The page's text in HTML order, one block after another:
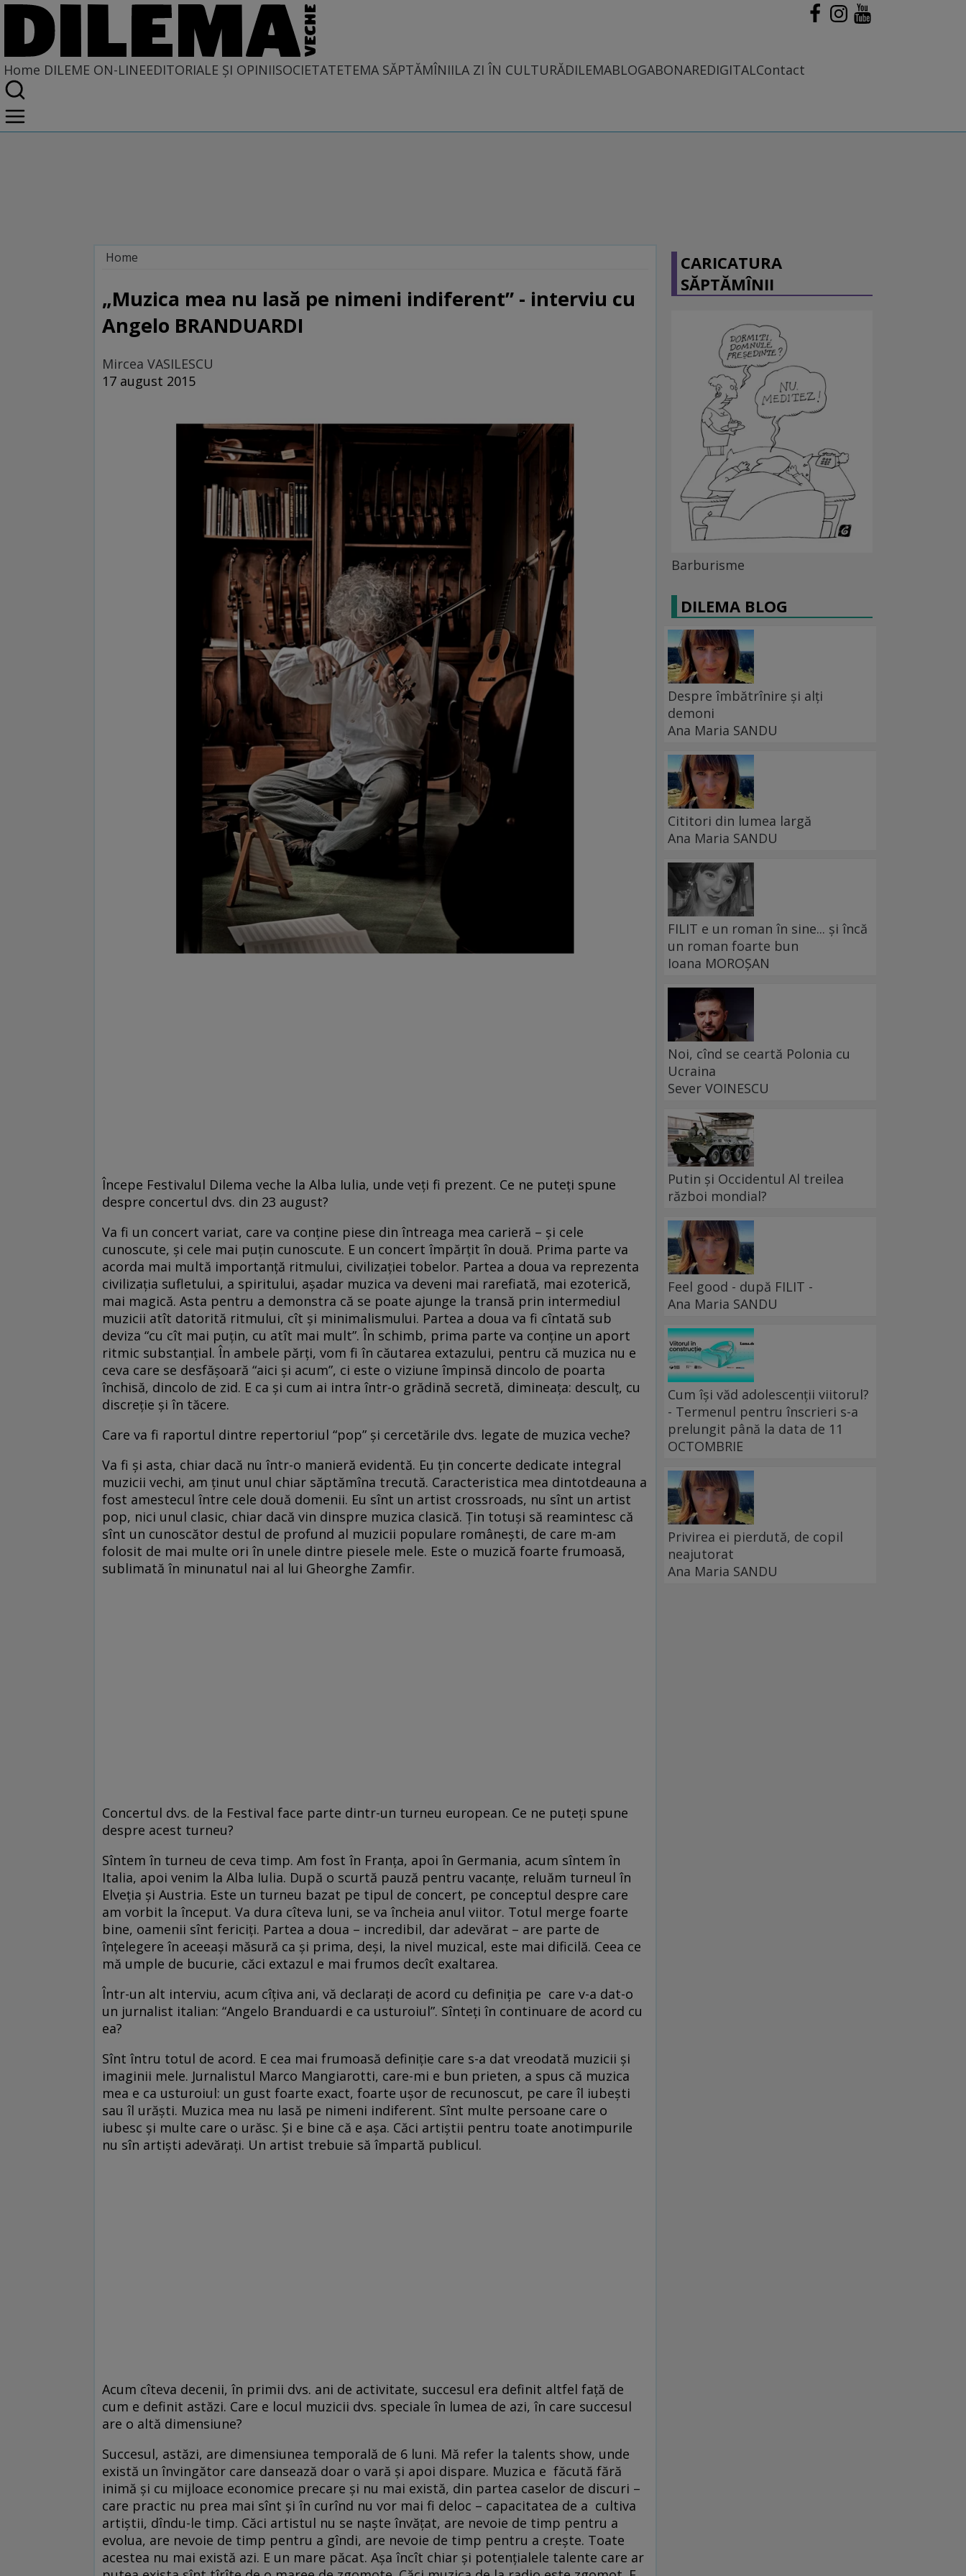
Home DILEME ON-LINEEDITORIALE ȘI OPINIISOCIETATETEMA SĂPTĂMÎNIILA ZI ÎN CULTURĂDILEMABLOGABONAREDIGITALContact
Home
„Muzica mea nu lasă pe nimeni indiferent” - interviu cu
Angelo BRANDUARDI
Mircea VASILESCU
17 august 2015
Începe Festivalul Dilema veche la Alba Iulia, unde veți fi prezent. Ce ne puteți spune
despre concertul dvs. din 23 august?
Va fi un concert variat, care va conține piese din întreaga mea carieră – și cele
cunoscute, și cele mai puțin cunoscute. E un concert împărțit în două. Prima parte va
acorda mai multă importanță ritmului, civilizației tobelor. Partea a doua va reprezenta
civilizația sufletului, a spiritului, așadar muzica va deveni mai rarefiată, mai ezoterică,
mai magică. Asta pentru a demonstra că se poate ajunge la transă prin intermediul
muzicii atît datorită ritmului, cît și minimalismului. Partea a doua va fi cîntată sub
deviza “cu cît mai puțin, cu atît mai mult”. În schimb, prima parte va conține un aport
ritmic substanțial. În ambele părți, vom fi în căutarea extazului, pentru că muzica nu e
ceva care se desfășoară “aici și acum”, ci este o viziune împinsă dincolo de poarta
închisă, dincolo de zid. E ca și cum ai intra într-o grădină secretă, dimineața: desculț, cu
discreție și în tăcere.
Care va fi raportul dintre repertoriul “pop” și cercetările dvs. legate de muzica veche?
Va fi și asta, chiar dacă nu într-o manieră evidentă. Eu țin concerte dedicate integral
muzicii vechi, am ținut unul chiar săptămîna trecută. Caracteristica mea dintotdeauna a
fost amestecul între cele două domenii. Eu sînt un artist crossroads, nu sînt un artist
pop, nici unul clasic, chiar dacă vin dinspre muzica clasică. Țin totuși să reamintesc că
sînt un cunoscător destul de profund al muzicii populare românești, de care m-am
folosit de mai multe ori în unele dintre piesele mele. Este o muzică foarte frumoasă,
sublimată în minunatul nai al lui Gheorghe Zamfir.
Concertul dvs. de la Festival face parte dintr-un turneu european. Ce ne puteți spune
despre acest turneu?
Sîntem în turneu de ceva timp. Am fost în Franța, apoi în Germania, acum sîntem în
Italia, apoi venim la Alba Iulia. După o scurtă pauză pentru vacanțe, reluăm turneul în
Elveția și Austria. Este un turneu bazat pe tipul de concert, pe conceptul despre care
am vorbit la început. Va dura cîteva luni, se va încheia anul viitor. Totul merge foarte
bine, oamenii sînt fericiți. Partea a doua – incredibil, dar adevărat – are parte de
înțelegere în aceeași măsură ca și prima, deși, la nivel muzical, este mai dificilă. Ceea ce
mă umple de bucurie, căci extazul e mai frumos decît exaltarea.
Într-un alt interviu, acum cîțiva ani, vă declarați de acord cu definiția pe care v-a dat-o
un jurnalist italian: “Angelo Branduardi e ca usturoiul”. Sînteți în continuare de acord cu
ea?
Sînt întru totul de acord. E cea mai frumoasă definiție care s-a dat vreodată muzicii și
imaginii mele. Jurnalistul Marco Mangiarotti, care-mi e bun prieten, a spus că muzica
mea e ca usturoiul: un gust foarte exact, foarte ușor de recunoscut, pe care îl iubești
sau îl urăști. Muzica mea nu lasă pe nimeni indiferent. Sînt multe persoane care o
iubesc și multe care o urăsc. Și e bine că e așa. Căci artiștii pentru toate anotimpurile
nu sîn artiști adevărați. Un artist trebuie să împartă publicul.
Acum cîteva decenii, în primii dvs. ani de activitate, succesul era definit altfel față de
cum e definit astăzi. Care e locul muzicii dvs. speciale în lumea de azi, în care succesul
are o altă dimensiune?
Succesul, astăzi, are dimensiunea temporală de 6 luni. Mă refer la talents show, unde
există un învingător care dansează doar o vară și apoi dispare. Muzica e făcută fără
inimă și cu mijloace economice precare și nu mai există, din partea caselor de discuri –
care practic nu prea mai sînt și în curînd nu vor mai fi deloc – capacitatea de a cultiva
artiștii, dîndu-le timp. Căci artistul nu se naște învățat, are nevoie de timp pentru a
evolua, are nevoie de timp pentru a gîndi, are nevoie de timp pentru a crește. Toate
acestea nu mai există azi. E un mare păcat. Așa încît chiar și potențialele talente care ar
CARICATURA
SĂPTĂMÎNII
Barburisme
DILEMA BLOG
Despre îmbătrînire și alți
demoni
Ana Maria SANDU
Cititori din lumea largă
Ana Maria SANDU
FILIT e un roman în sine... și încă
un roman foarte bun
Ioana MOROȘAN
Noi, cînd se ceartă Polonia cu
Ucraina
Sever VOINESCU
Putin și Occidentul Al treilea
război mondial?
Feel good - după FILIT -
Ana Maria SANDU
Cum își văd adolescenții viitorul?
- Termenul pentru înscrieri s-a
prelungit până la data de 11
OCTOMBRIE
Privirea ei pierdută, de copil
neajutorat
Ana Maria SANDU